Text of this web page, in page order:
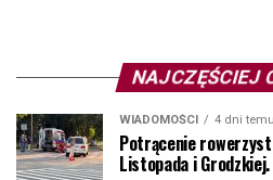
NAJCZĘŚCIEJ
WIADOMOŚCI 4 dni temu
Potrącenie
Listopada i